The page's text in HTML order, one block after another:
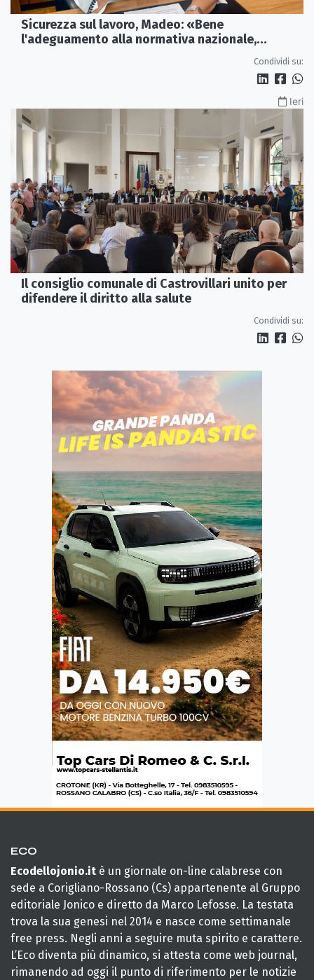
Sicurezza sul lavoro, Madeo: «Bene
l'adeguamento alla normativa nazionale,
Condividi su:
Ieri
Il consiglio comunale di Castrovillari unito per
difendere il diritto alla salute
Condividi su:
ECO
Ecodellojonio.it è un giornale on-line calabrese con
sede a Corigliano-Rossano (Cs) appartenente al Gruppo
editoriale Jonico e diretto da Marco Lefosse. La testata
trova la sua genesi nel 2014 e nasce come settimanale
free press. Negli anni a seguire muta spirito e carattere.
L’Eco diventa più dinamico, si attesta come web journal,
rimanendo ad oggi il punto di riferimento per le notizie